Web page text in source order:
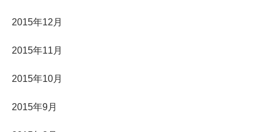
2015年12月
2015年11月
2015年10月
2015年9月